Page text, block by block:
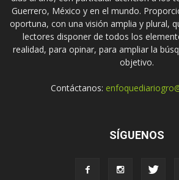
Guerrero, México y en el mundo.
oportuna, con una visión amplia y plural,
lectores disponer de todos los
realidad, para opinar, para ampliar la
objetivo.
Contáctanos:
SÍGUENOS